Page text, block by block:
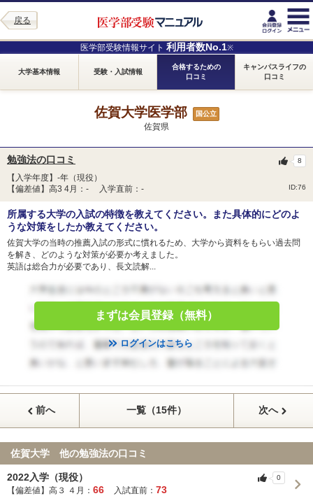
戻る
医学部受験情報サイト 利用者数No.1※
大学基本情報 受験・入試情報
合格するための
口コミ
キャンパスライフの
口コミ
佐賀大学医学部 国公立
佐賀県
勉強法の口コミ
【入学年度】-年（現役）
【偏差値】高3 4月：- 入学直前：-
ID:76
8
所属する大学の入試の特徴を教えてください。また具体的にどのよ
うな対策をしたか教えてください。
佐賀大学の当時の推薦入試の形式に慣れるため、大学から資料をもらい過去問
を解き、どのような対策が必要か考えました。
英語は総合力が必要であり、長文読解...
まずは会員登録（無料）
ログインはこちら
前へ 一覧（15件） 次へ
佐賀大学 他の勉強法の口コミ
2022入学（現役）
【偏差値】高３ ４月： 66 入試直前： 73
0